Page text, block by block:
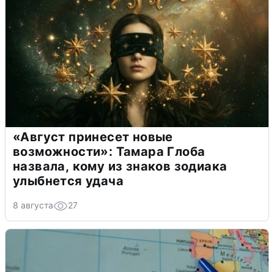
«Август принесет новые
возможности»: Тамара Глоба
назвала, кому из знаков зодиака
улыбнется удача
8 августа 27